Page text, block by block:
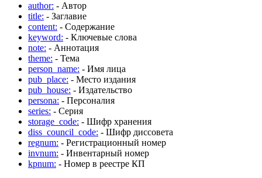
author: - Автор
title: - Заглавие
content: - Содержание
keyword: - Ключевые слова
note: - Аннотация
theme: - Тема
person_name: - Имя лица
pub_place: - Место издания
pub_house: - Издательство
persona: - Персоналия
series: - Серия
storage_code: - Шифр хранения
diss_council_code: - Шифр диссовета
regnum: - Регистрационный номер
invnum: - Инвентарный номер
kpnum: - Номер в реестре КП